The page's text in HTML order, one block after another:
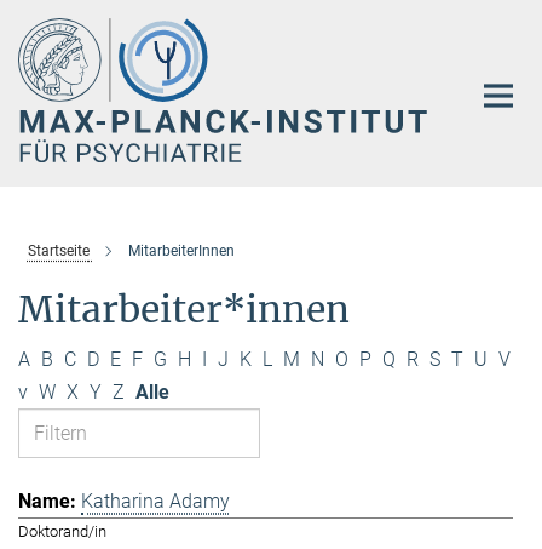
Hauptinhalt
Startseite MitarbeiterInnen
Mitarbeiter*innen
A B C D E F G H I J K L M N O P Q R S T U V
v W X Y Z Alle
Katharina Adamy
Doktorand/in